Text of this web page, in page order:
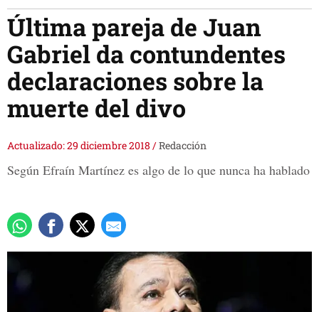
Última pareja de Juan
Gabriel da contundentes
declaraciones sobre la
muerte del divo
Actualizado: 29 diciembre 2018 /Redacción
Según Efraín Martínez es algo de lo que nunca ha hablado